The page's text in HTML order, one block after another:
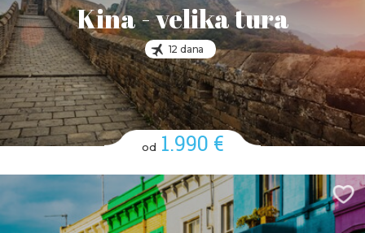
Kina - velika tura
12 dana
od 1.990 €